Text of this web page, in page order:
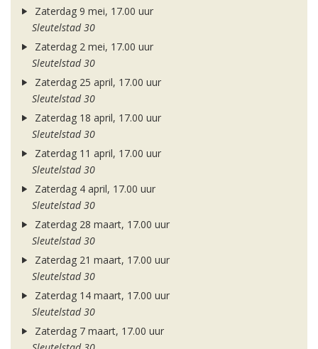
Zaterdag 9 mei, 17.00 uur
Sleutelstad 30
Zaterdag 2 mei, 17.00 uur
Sleutelstad 30
Zaterdag 25 april, 17.00 uur
Sleutelstad 30
Zaterdag 18 april, 17.00 uur
Sleutelstad 30
Zaterdag 11 april, 17.00 uur
Sleutelstad 30
Zaterdag 4 april, 17.00 uur
Sleutelstad 30
Zaterdag 28 maart, 17.00 uur
Sleutelstad 30
Zaterdag 21 maart, 17.00 uur
Sleutelstad 30
Zaterdag 14 maart, 17.00 uur
Sleutelstad 30
Zaterdag 7 maart, 17.00 uur